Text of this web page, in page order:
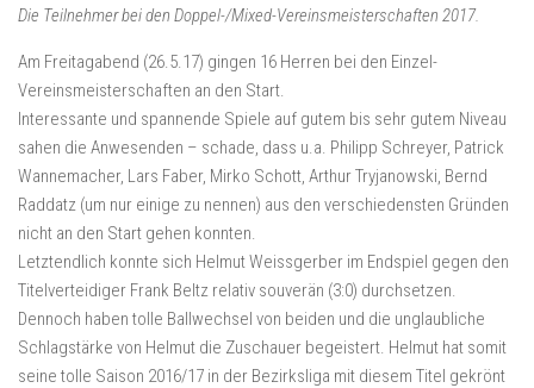
Die Teilnehmer bei den Doppel-/Mixed-Vereinsmeisterschaften 2017.
Am Freitagabend (26.5.17) gingen 16 Herren bei den Einzel-
Vereinsmeisterschaften an den Start.
Interessante und spannende Spiele auf gutem bis sehr gutem Niveau
sahen die Anwesenden – schade, dass u.a. Philipp Schreyer, Patrick
Wannemacher, Lars Faber, Mirko Schott, Arthur Tryjanowski, Bernd
Raddatz (um nur einige zu nennen) aus den verschiedensten Gründen
nicht an den Start gehen konnten.
Letztendlich konnte sich Helmut Weissgerber im Endspiel gegen den
Titelverteidiger Frank Beltz relativ souverän (3:0) durchsetzen.
Dennoch haben tolle Ballwechsel von beiden und die unglaubliche
Schlagstärke von Helmut die Zuschauer begeistert. Helmut hat somit
seine tolle Saison 2016/17 in der Bezirksliga mit diesem Titel gekrönt